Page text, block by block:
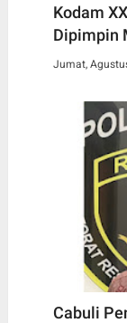
Kodam
Dipimpin
Jumat,
Cabuli